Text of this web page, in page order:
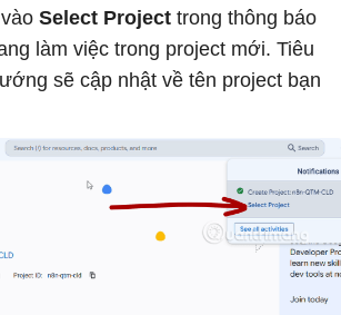
Select Project trong thông báo
làm việc trong project mới. Tiêu
sẽ cập nhật về tên project bạn